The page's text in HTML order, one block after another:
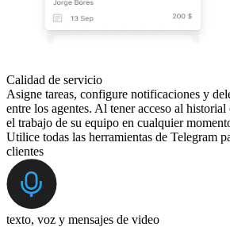
Calidad de servicio
Asigne tareas, configure notificaciones y
entre los agentes. Al tener acceso al
el trabajo de su equipo en cualquier
Utilice todas las herramientas de Telegram
clientes
texto, voz y mensajes de video